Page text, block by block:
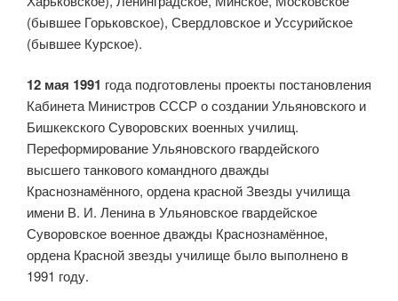
(бывшее Горьковское), Свердловское и Уссурийское
(бывшее Курское).
12 мая 1991 года подготовлены проекты постановления
Кабинета Министров СССР о создании Ульяновского и
Бишкекского Суворовских военных училищ.
Переформирование Ульяновского гвардейского
высшего танкового командного дважды
Краснознамённого, ордена красной Звезды училища
имени В. И. Ленина в Ульяновское гвардейское
Суворовское военное дважды Краснознамённое,
ордена Красной звезды училище было выполнено в
1991 году.